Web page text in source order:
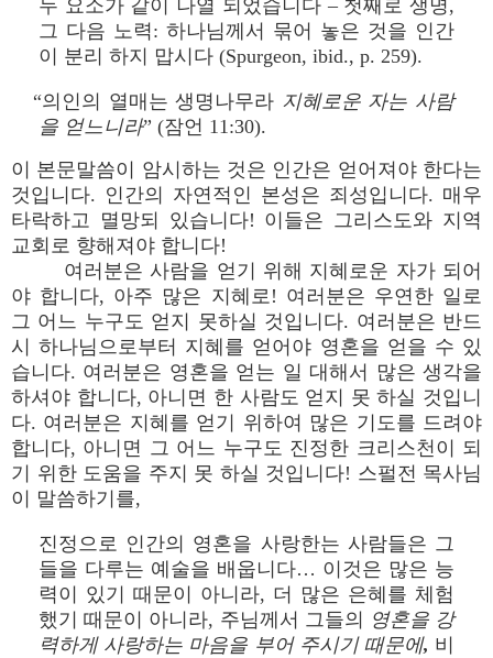
두 요소가 같이 나열 되었습니다 – 첫째로 생명,
그 다음 노력: 하나님께서 묶어 놓은 것을 인간
이 분리 하지 맙시다 (Spurgeon, ibid., p. 259).
“의인의 열매는 생명나무라 지혜로운 자는 사람
을 얻느니라” (잠언 11:30).
이 본문말씀이 암시하는 것은 인간은 얻어져야 한다는
것입니다. 인간의 자연적인 본성은 죄성입니다. 매우
타락하고 멸망되 있습니다! 이들은 그리스도와 지역
교회로 향해져야 합니다!
여러분은 사람을 얻기 위해 지혜로운 자가 되어
야 합니다, 아주 많은 지혜로! 여러분은 우연한 일로
그 어느 누구도 얻지 못하실 것입니다. 여러분은 반드
시 하나님으로부터 지혜를 얻어야 영혼을 얻을 수 있
습니다. 여러분은 영혼을 얻는 일 대해서 많은 생각을
하셔야 합니다, 아니면 한 사람도 얻지 못 하실 것입니
다. 여러분은 지혜를 얻기 위하여 많은 기도를 드려야
합니다, 아니면 그 어느 누구도 진정한 크리스천이 되
기 위한 도움을 주지 못 하실 것입니다! 스펄전 목사님
이 말씀하기를,
진정으로 인간의 영혼을 사랑한는 사람들은 그
들을 다루는 예술을 배웁니다… 이것은 많은 능
력이 있기 때문이 아니라, 더 많은 은혜를 체험
했기 때문이 아니라, 주님께서 그들의
영혼을 강
력하게 사랑하는 마음을 부어 주시기 때문에, 비